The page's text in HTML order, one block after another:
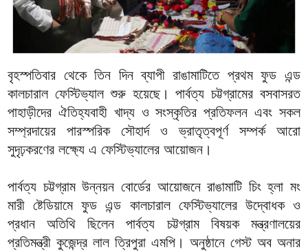
বৃহস্পতিবার থেকে তিন দিন ব্যাপী রাঙামাটিতে প্রথম ফুড এন্ড
কালচারাল ফেস্টিভ্যাল শুরু হয়েছে। পার্বত্য চট্টগ্রামের বসবাসরত
পাহাড়ীদের ঐতিহ্যবাহী খাদ্য ও সংস্কৃতির প্রতিফলন এবং সকল
সম্প্রদায়ের পারস্পরিক সৌহার্দ ও ভ্রাতৃত্বপূর্ণ সম্পর্ক আরো
সুদৃঢ়করণের লক্ষ্যে এ ফেস্টিভ্যালের আয়োজন।
পার্বত্য চট্টগ্রাম উন্নয়ন বোর্ডের আয়োজনে রাঙামাটি চিং হ্লা মং
মারী ষ্টেডিয়ামে ফুড এন্ড কালচারাল ফেস্টিভ্যালের উদ্বোধক ও
প্রধান অতিথি ছিলেন পার্বত্য চট্টগ্রাম বিষয়ক মন্ত্রণালয়ের
প্রতিমন্ত্রী কুজেন্দ্র লাল ত্রিপুরা এমপি। অনুষ্ঠানে গেস্ট অব অনার